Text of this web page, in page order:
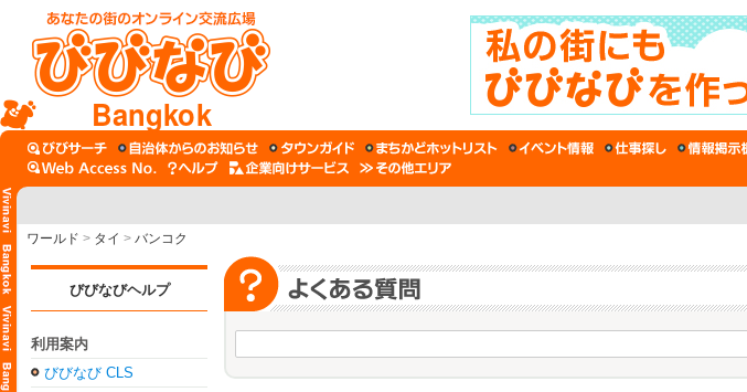
Bangkok
ワールド > タイ > バンコク
びびなびヘルプ
利用案内
びびなび CLS